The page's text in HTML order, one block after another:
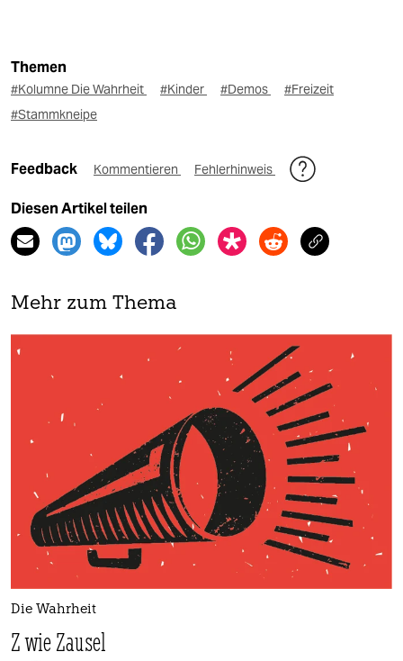
Themen
#Kolumne Die Wahrheit #Kinder #Demos
#Freizeit
#Stammkneipe
Feedback Kommentieren Fehlerhinweis
Diesen Artikel teilen
Mehr zum Thema
Die Wahrheit
Z wie Zausel